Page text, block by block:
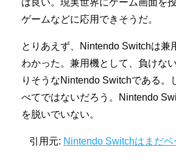
ゲームなどに応用できそうだ。
とりあえず、Nintendo Switchは兼
わかった。兼用機として、負けな
りそうなNintendo Switchである。
べてではないだろう。Nintendo
を脱いでいない。
引用元: Nintendo Switchはまだ